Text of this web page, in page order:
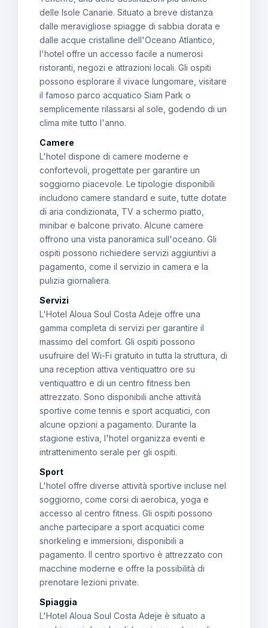
delle Isole Canarie. Situato a breve distanza
dalle meravigliose spiagge di sabbia dorata e
dalle acque cristalline dell'Oceano Atlantico,
l'hotel offre un accesso facile a numerosi
ristoranti, negozi e attrazioni locali. Gli ospiti
possono esplorare il vivace lungomare, visitare
il famoso parco acquatico Siam Park o
semplicemente rilassarsi al sole, godendo di un
clima mite tutto l'anno.
Camere
L'hotel dispone di camere moderne e
confortevoli, progettate per garantire un
soggiorno piacevole. Le tipologie disponibili
includono camere standard e suite, tutte dotate
di aria condizionata, TV a schermo piatto,
minibar e balcone privato. Alcune camere
offrono una vista panoramica sull'oceano. Gli
ospiti possono richiedere servizi aggiuntivi a
pagamento, come il servizio in camera e la
pulizia giornaliera.
Servizi
L'Hotel Aloua Soul Costa Adeje offre una
gamma completa di servizi per garantire il
massimo del comfort. Gli ospiti possono
usufruire del Wi-Fi gratuito in tutta la struttura, di
una reception attiva ventiquattro ore su
ventiquattro e di un centro fitness ben
attrezzato. Sono disponibili anche attività
sportive come tennis e sport acquatici, con
alcune opzioni a pagamento. Durante la
stagione estiva, l'hotel organizza eventi e
intrattenimento serale per gli ospiti.
Sport
L'hotel offre diverse attività sportive incluse nel
soggiorno, come corsi di aerobica, yoga e
accesso al centro fitness. Gli ospiti possono
anche partecipare a sport acquatici come
snorkeling e immersioni, disponibili a
pagamento. Il centro sportivo è attrezzato con
macchine moderne e offre la possibilità di
prenotare lezioni private.
Spiaggia
L'Hotel Aloua Soul Costa Adeje è situato a